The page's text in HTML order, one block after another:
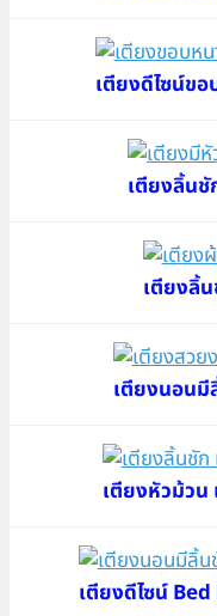
เตียงดีไซน์ข
เตียงลิ้น
เตียงลิ้
เตียงนอนมี
เตียงหัวม้วน
เตียงดีไซน์